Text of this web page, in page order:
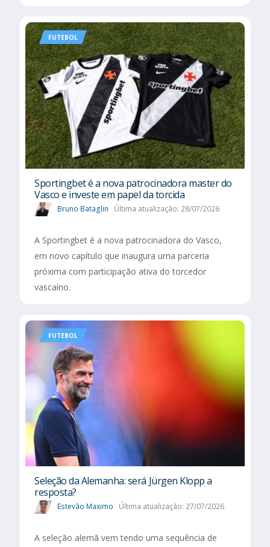
FUTEBOL
Sportingbet é a nova patrocinadora master do
Vasco e investe em papel da torcida
Bruno Bataglin Última atualização: 28/07/2026
A Sportingbet é a nova patrocinadora do Vasco,
em novo capítulo que inaugura uma parceria
próxima com participação ativa do torcedor
vascaíno.
FUTEBOL
Seleção da Alemanha: será Jürgen Klopp a
resposta?
Estevão Maximo Última atualização: 27/07/2026
A seleção alemã vem tendo uma sequência de